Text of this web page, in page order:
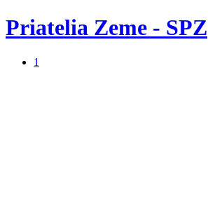
Priatelia Zeme - SPZ
1